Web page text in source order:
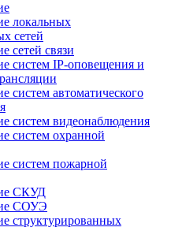
локальных
сетей
сетей связи
систем IP-оповещения и
систем автоматического
систем видеонаблюдения
систем охранной
систем пожарной
СКУД
СОУЭ
структурированных